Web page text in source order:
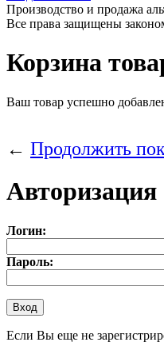
Производство и продажа
Все права защищены
Корзина
Ваш товар успешно
← Продолжить
Авторизация
Логин:
Пароль:
Если Вы еще не